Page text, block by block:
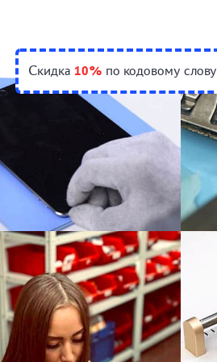
Скидка 10% по кодовому слову